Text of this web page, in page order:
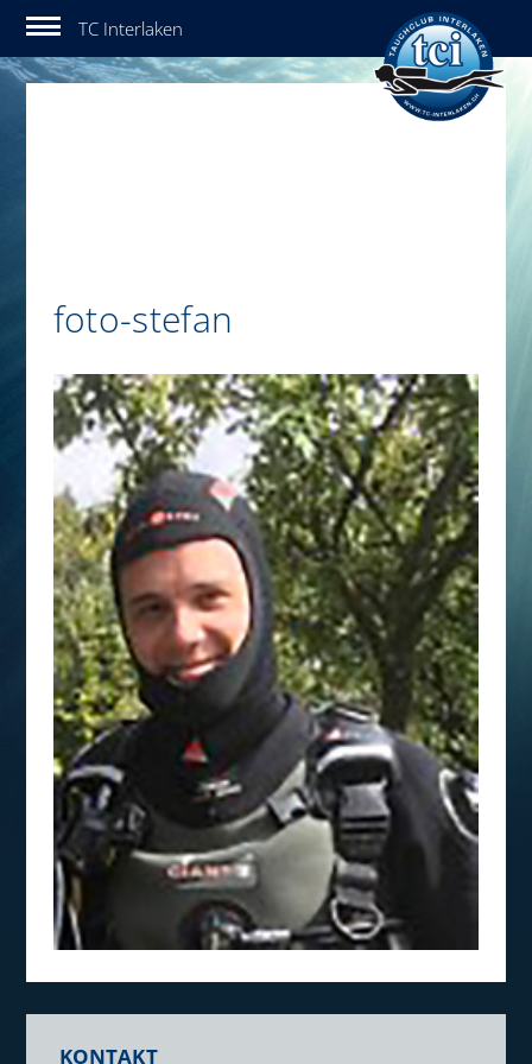
Tauchclub Interlaken
foto-stefan
KONTAKT